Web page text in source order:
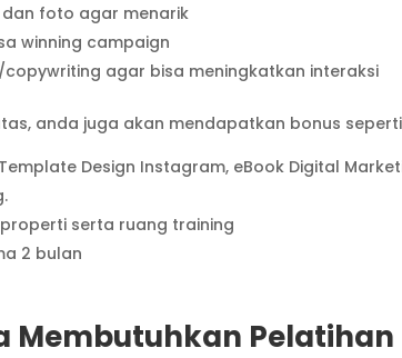
foto agar menarik
winning campaign
agar bisa meningkatkan interaksi
anda juga akan mendapatkan bonus
Design Instagram, eBook Digital
serta ruang training
2 bulan
Membutuhkan Pelatihan